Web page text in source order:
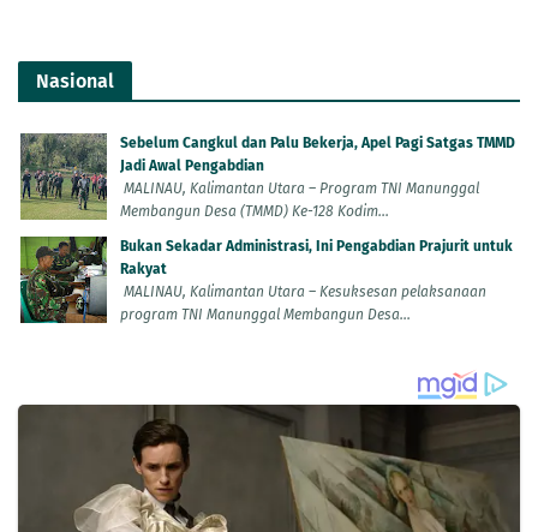
Nasional
Sebelum Cangkul dan Palu Bekerja, Apel Pagi Satgas TMMD
Jadi Awal Pengabdian
MALINAU, Kalimantan Utara – Program TNI Manunggal
Membangun Desa (TMMD) Ke-128 Kodim...
Bukan Sekadar Administrasi, Ini Pengabdian Prajurit untuk
Rakyat
MALINAU, Kalimantan Utara – Kesuksesan pelaksanaan
program TNI Manunggal Membangun Desa...